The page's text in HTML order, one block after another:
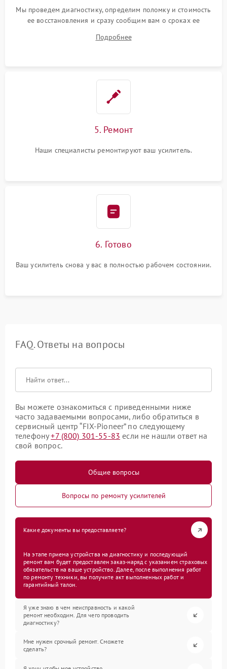
Мы проведем диагностику, определим поломку и стоимость
ее восстановления и сразу сообщим вам о сроках ее
Подробнее
5. Ремонт
Наши специалисты ремонтируют ваш усилитель.
6. Готово
Ваш усилитель снова у вас в полностью рабочем состоянии.
FAQ. Ответы на вопросы
Вы можете ознакомиться с приведенными ниже
часто задаваемыми вопросами, либо обратиться в
сервисный центр “FIX-Pioneer” по следующему
телефону+7 (800) 301-55-83 если не нашли ответ на
свой вопрос.
Общие вопросы
Вопросы по ремонту усилителей
Какие документы вы предоставляете?
На этапе приема устройства на диагностику и последующий
ремонт вам будет предоставлен заказ-наряд с указанием страховых
обязательств на ваше устройство. Далее, после выполнения работ
по ремонту техники, вы получите акт выполненных работ и
гарантийный талон.
Я уже знаю в чем неисправность и какой
ремонт необходим. Для чего проводить
диагностику?
Мне нужен срочный ремонт. Сможете
сделать?